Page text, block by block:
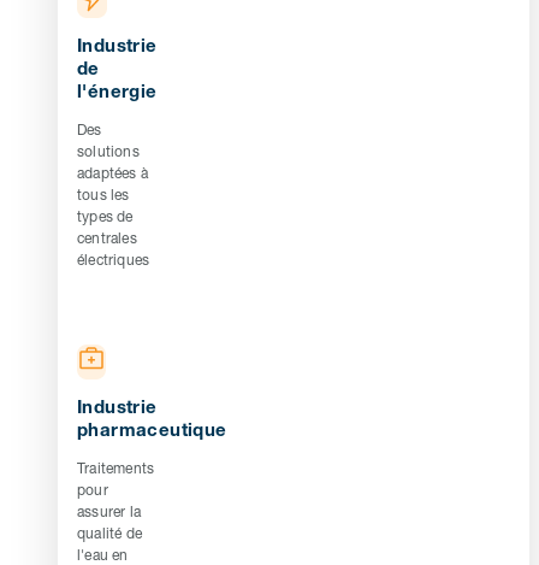
Industrie
de
l'énergie
Des
solutions
adaptées à
tous les
types de
centrales
électriques
Industrie
pharmaceutique
Traitements
pour
assurer la
qualité de
l'eau en